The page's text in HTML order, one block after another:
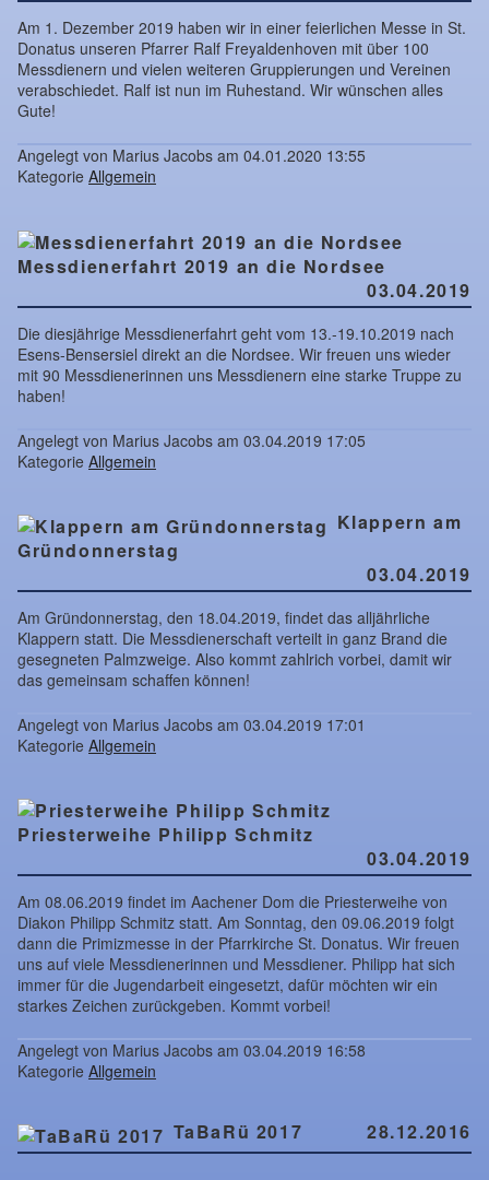
Am 1. Dezember 2019 haben wir in einer feierlichen Messe in St.
Donatus unseren Pfarrer Ralf Freyaldenhoven mit über 100
Messdienern und vielen weiteren Gruppierungen und Vereinen
verabschiedet. Ralf ist nun im Ruhestand. Wir wünschen alles
Gute!
Angelegt von Marius Jacobs am 04.01.2020 13:55
Kategorie Allgemein
Messdienerfahrt 2019 an die Nordsee
03.04.2019
Die diesjährige Messdienerfahrt geht vom 13.-19.10.2019 nach
Esens-Bensersiel direkt an die Nordsee. Wir freuen uns wieder
mit 90 Messdienerinnen uns Messdienern eine starke Truppe zu
haben!
Angelegt von Marius Jacobs am 03.04.2019 17:05
Kategorie Allgemein
Klappern am
Gründonnerstag
03.04.2019
Am Gründonnerstag, den 18.04.2019, findet das alljährliche
Klappern statt. Die Messdienerschaft verteilt in ganz Brand die
gesegneten Palmzweige. Also kommt zahlrich vorbei, damit wir
das gemeinsam schaffen können!
Angelegt von Marius Jacobs am 03.04.2019 17:01
Kategorie Allgemein
Priesterweihe Philipp Schmitz
03.04.2019
Am 08.06.2019 findet im Aachener Dom die Priesterweihe von
Diakon Philipp Schmitz statt. Am Sonntag, den 09.06.2019 folgt
dann die Primizmesse in der Pfarrkirche St. Donatus. Wir freuen
uns auf viele Messdienerinnen und Messdiener. Philipp hat sich
immer für die Jugendarbeit eingesetzt, dafür möchten wir ein
starkes Zeichen zurückgeben. Kommt vorbei!
Angelegt von Marius Jacobs am 03.04.2019 16:58
Kategorie Allgemein
TaBaRü 2017 28.12.2016